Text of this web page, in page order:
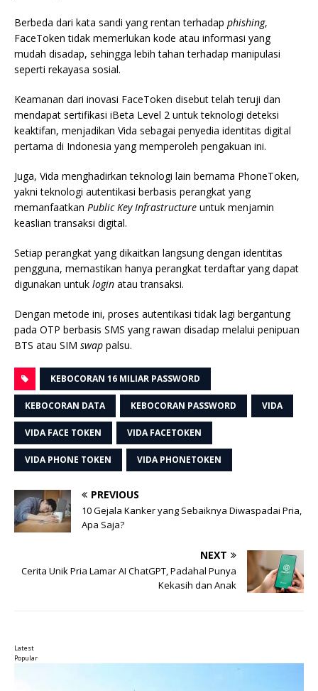
Berbeda dari kata sandi yang rentan terhadap phishing,
FaceToken tidak memerlukan kode atau informasi yang
mudah disadap, sehingga lebih tahan terhadap manipulasi
seperti rekayasa sosial.
Keamanan dari inovasi FaceToken disebut telah teruji dan
mendapat sertifikasi iBeta Level 2 untuk teknologi deteksi
keaktifan, menjadikan Vida sebagai penyedia identitas digital
pertama di Indonesia yang memperoleh pengakuan ini.
Juga, Vida menghadirkan teknologi lain bernama PhoneToken,
yakni teknologi autentikasi berbasis perangkat yang
memanfaatkan Public Key Infrastructure untuk menjamin
keaslian transaksi digital.
Setiap perangkat yang dikaitkan langsung dengan identitas
pengguna, memastikan hanya perangkat terdaftar yang dapat
digunakan untuk login atau transaksi.
Dengan metode ini, proses autentikasi tidak lagi bergantung
pada OTP berbasis SMS yang rawan disadap melalui penipuan
BTS atau SIM swap palsu.
KEBOCORAN 16 MILIAR PASSWORD
KEBOCORAN DATA KEBOCORAN PASSWORD VIDA
VIDA FACE TOKEN VIDA FACETOKEN
VIDA PHONE TOKEN VIDA PHONETOKEN
PREVIOUS
10 Gejala Kanker yang Sebaiknya Diwaspadai Pria,
Apa Saja?
NEXT
Cerita Unik Pria Lamar AI ChatGPT, Padahal Punya
Kekasih dan Anak
Latest
Popular